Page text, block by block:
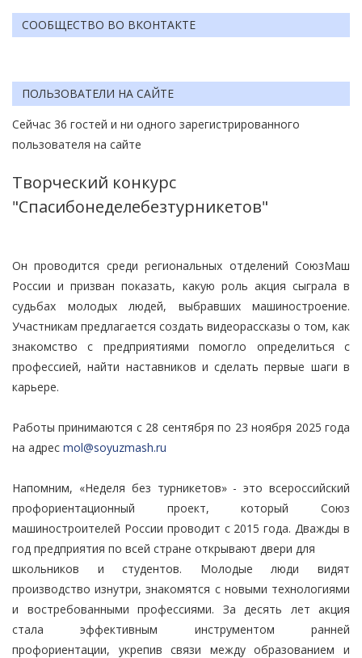
СООБЩЕСТВО ВО ВКОНТАКТЕ
ПОЛЬЗОВАТЕЛИ НА САЙТЕ
Сейчас 36 гостей и ни одного зарегистрированного
пользователя на сайте
Творческий конкурс
"Спасибонеделебезтурникетов"
Он проводится среди региональных отделений СоюзМаш
России и призван показать, какую роль акция сыграла в
судьбах молодых людей, выбравших машиностроение.
Участникам предлагается создать видеорассказы о том, как
знакомство с предприятиями помогло определиться с
профессией, найти наставников и сделать первые шаги в
карьере.
Работы принимаются с 28 сентября по 23 ноября 2025 года
на адрес mol@soyuzmash.ru
Напомним, «Неделя без турникетов» - это всероссийский
профориентационный проект, который Союз
машиностроителей России проводит с 2015 года. Дважды в
год предприятия по всей стране открывают двери для
школьников и студентов. Молодые люди видят
производство изнутри, знакомятся с новыми технологиями
и востребованными профессиями. За десять лет акция
стала эффективным инструментом ранней
профориентации, укрепив связи между образованием и